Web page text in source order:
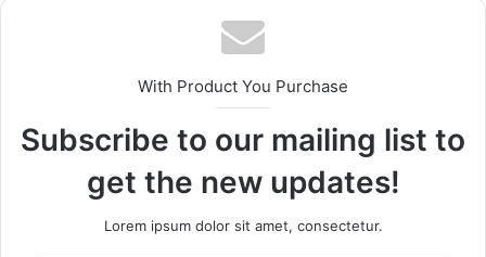
With Product You Purchase
Subscribe to our mailing list to
get the new updates!
Lorem ipsum dolor sit amet, consectetur.